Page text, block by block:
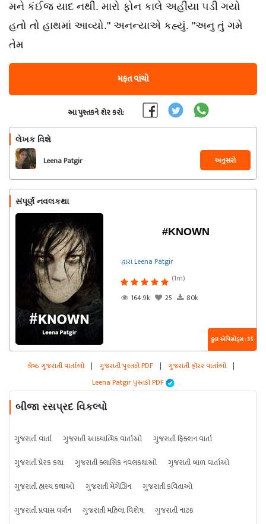
મને કંઈજ યાદ નથી. મારો ફોન કાલે અહીંયા પડી ગયો
હતો તો હાથમાં આવ્યો." અનન્યાએ કહ્યું. "અનુ તું ગમે
તેમ
મફત વાંચો
આ પુસ્તકને શેર કરો:
લેખક વિશે
Leena Patgir અનુસરો
સંપૂર્ણ નવલકથા
#KNOWN
દ્વારા Leena Patgir
(1m)
164.9k
25 80k
કુલ એપિસોડ્સ : 35
શ્રેષ્ઠ ગુજરાતી વાર્તાઓ | ગુજરાતી પુસ્તકો PDF | ગુજરાતી હૉરર વાર્તાઓ |
Leena Patgir પુસ્તકો PDF
બીજા રસપ્રદ વિકલ્પો
ગુજરાતી વાર્તા ગુજરાતી આધ્યાત્મિક વાર્તાઓ
ગુજરાતી ફિક્શન વાર્તા
ગુજરાતી પ્રેરક કથા
ગુજરાતી ક્લાસિક નવલકથાઓ
ગુજરાતી બાળ વાર્તાઓ
ગુજરાતી હાસ્ય કથાઓ
ગુજરાતી મેગેઝિન
ગુજરાતી કવિતાઓ
ગુજરાતી પ્રવાસ વર્ણન
ગુજરાતી મહિલા વિશેષ ગુજરાતી નાટક